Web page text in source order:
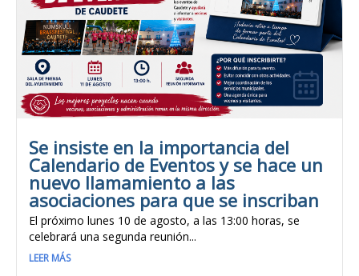
Se insiste en la importancia del
Calendario de Eventos y se hace un
nuevo llamamiento a las
asociaciones para que se inscriban
El próximo lunes 10 de agosto, a las 13:00 horas, se
celebrará una segunda reunión...
LEER MÁS